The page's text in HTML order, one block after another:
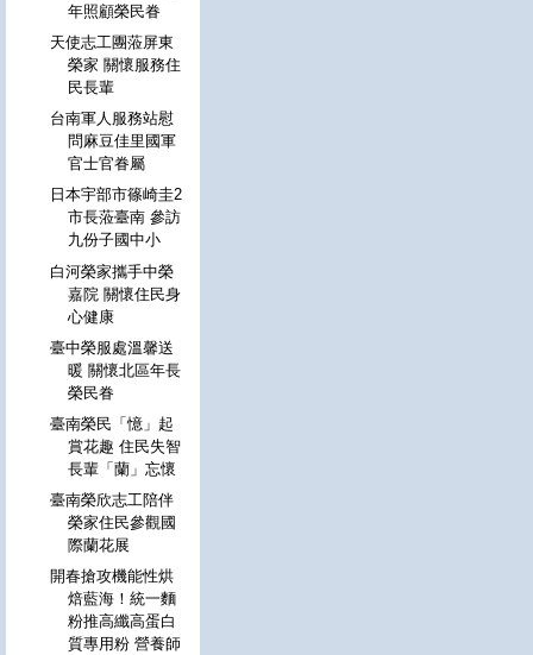
年照顧榮民眷
天使志工團蒞屏東
榮家 關懷服務住
民長輩
台南軍人服務站慰
問麻豆佳里國軍
官士官眷屬
日本宇部市篠崎圭2
市長蒞臺南 參訪
九份子國中小
白河榮家攜手中榮
嘉院 關懷住民身
心健康
臺中榮服處溫馨送
暖 關懷北區年長
榮民眷
臺南榮民「憶」起
賞花趣 住民失智
長輩「蘭」忘懷
臺南榮欣志工陪伴
榮家住民參觀國
際蘭花展
開春搶攻機能性烘
焙藍海！統一麵
粉推高纖高蛋白
質專用粉 營養師